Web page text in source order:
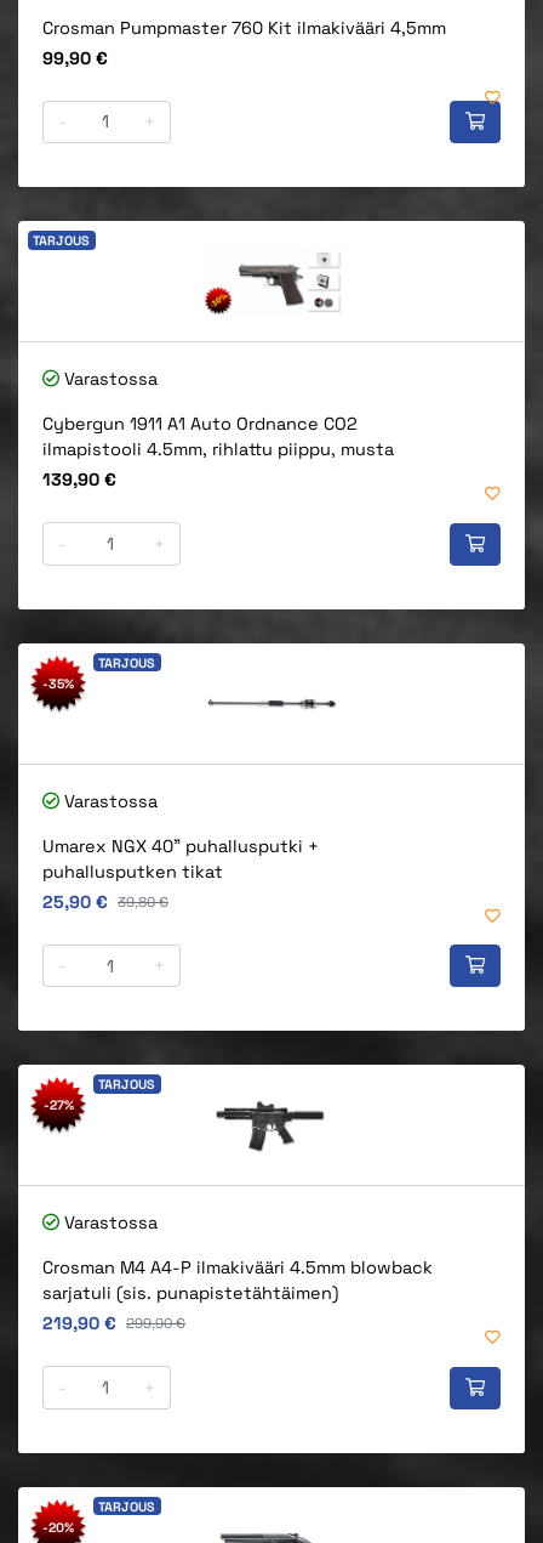
Crosman Pumpmaster 760 Kit ilmakivääri 4,5mm
Hinta
99,90 €
- +
TARJOUS
Varastossa
Cybergun 1911 A1 Auto Ordnance CO2
ilmapistooli 4.5mm, rihlattu piippu, musta
Hinta
139,90 €
- +
-35%
TARJOUS
Varastossa
Umarex NGX 40" puhallusputki +
puhallusputken tikat
Alkuperäinen hinta
25,90 € Alkuperäinen hinta
39,80 €
- +
-27%
TARJOUS
Varastossa
Crosman M4 A4-P ilmakivääri 4.5mm blowback
sarjatuli (sis. punapistetähtäimen)
Alkuperäinen hinta
219,90 € Alkuperäinen hinta
299,90 €
- +
-20%
TARJOUS